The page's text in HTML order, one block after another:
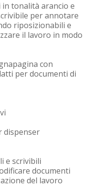
tonalità arancio e
per annotare
riposizionabili e
il lavoro in modo
con
per documenti di
dispenser
e scrivibili
documenti
del lavoro